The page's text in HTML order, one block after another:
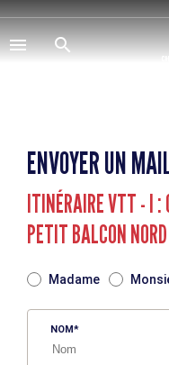
Aller
au
contenu
principal
ENVOYER UN
ITINÉRAIRE VTT - I :
PETIT BALCON NORD
Madame
NOM